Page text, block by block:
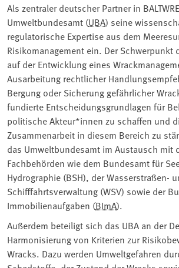
Als zentraler deutscher Partner in
Umweltbundesamt (UBA) seine
regulatorische Expertise aus dem
Risikomanagement ein. Der Schwerpunkt
auf der Entwicklung eines
Ausarbeitung rechtlicher
Bergung oder Sicherung gefährlicher
fundierte Entscheidungsgrundlagen für
politische Akteur*innen zu schaffen und
Zusammenarbeit in diesem Bereich zu
das Umweltbundesamt im Austausch mit
Fachbehörden wie dem Bundesamt für
Hydrographie (BSH), der Wasserstraßen-
Schifffahrtsverwaltung (WSV) sowie der
Immobilienaufgaben (BImA).
Außerdem beteiligt sich das UBA an der
Harmonisierung von Kriterien zur
Wracks. Dazu werden Umweltgefahren